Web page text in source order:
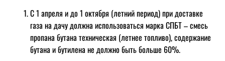
С 1 апреля и до 1 октября (летний период) при доставке
газа на дачу должна использоваться марка СПБТ – смесь
пропана бутана техническая (летнее топливо), содержание
бутана и бутилена не должно быть больше 60%.